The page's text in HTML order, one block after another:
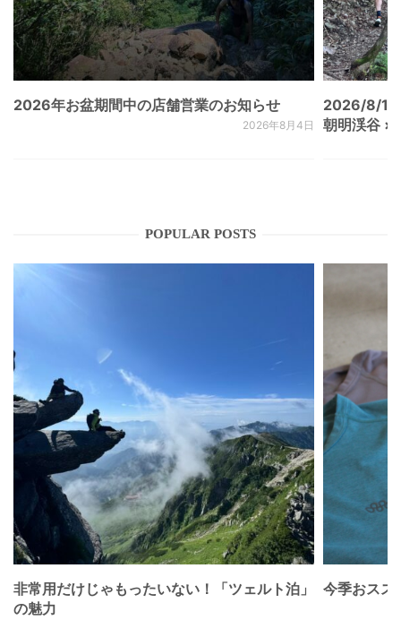
2026年お盆期間中の店舗営業のお知らせ
2026年8月4日
2026/8/
朝明渓谷 ×
POPULAR POSTS
非常用だけじゃもったいない！「ツェルト泊」
の魅力
今季おスス